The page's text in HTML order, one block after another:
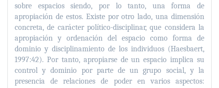
sobre espacios siendo, por lo tanto, una forma de
apropiación de estos. Existe por otro lado, una dimensión
concreta, de carácter político-disciplinar, que considera la
apropiación y ordenación del espacio como forma de
dominio y disciplinamiento de los individuos (Haesbaert,
1997:42). Por tanto, apropiarse de un espacio implica su
control y dominio por parte de un grupo social, y la
presencia de relaciones de poder en varios aspectos: